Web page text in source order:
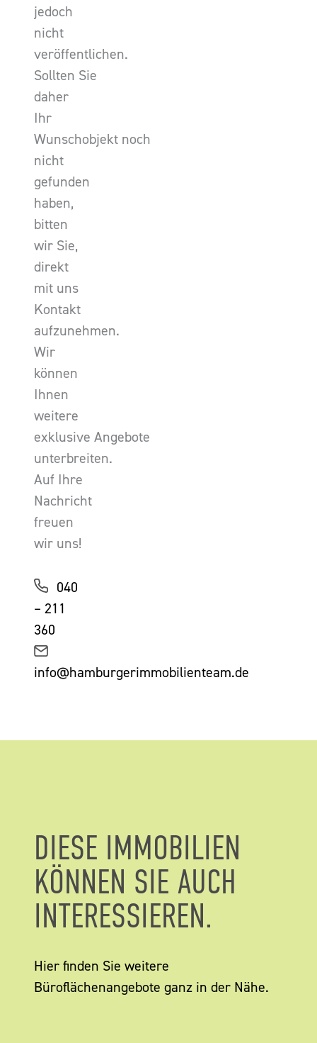
jedoch
nicht
veröffentlichen.
Sollten Sie
daher
Ihr
Wunschobjekt noch
nicht
gefunden
haben,
bitten
wir Sie,
direkt
mit uns
Kontakt
aufzunehmen.
Wir
können
Ihnen
weitere
exklusive Angebote
unterbreiten.
Auf Ihre
Nachricht
freuen
wir uns!
040
– 211
360
info@hamburgerimmobilienteam.de
DIESE IMMOBILIEN
KÖNNEN SIE AUCH
INTERESSIEREN.
Hier finden Sie weitere
Büroflächenangebote ganz in der Nähe.